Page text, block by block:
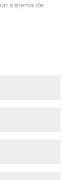
sistema de